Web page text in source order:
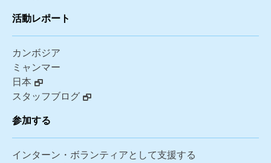
活動レポート
カンボジア
ミャンマー
日本
スタッフブログ
参加する
インターン・ボランティアとして支援する